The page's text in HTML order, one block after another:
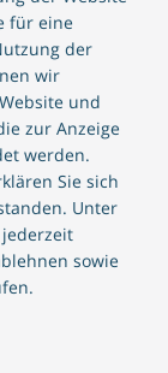
für eine
der
wir
und
zur Anzeige
werden.
Sie sich
Unter
sowie
einheitlich
Unsere
eine
Services
einer
bedeutet
auf
kann und
hinaus
ins, wie die